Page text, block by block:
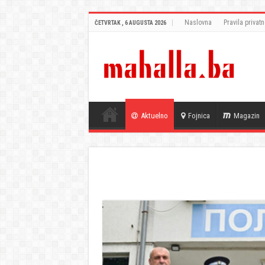
ČETVRTAK , 6 AUGUSTA 2026 Naslovna Pravila
Aktuelno Fojnica Magazin